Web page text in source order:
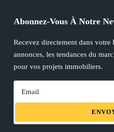
Abonnez-Vous À Notre
Recevez directement dans votre
annonces, les tendances du
pour vos projets immobiliers.